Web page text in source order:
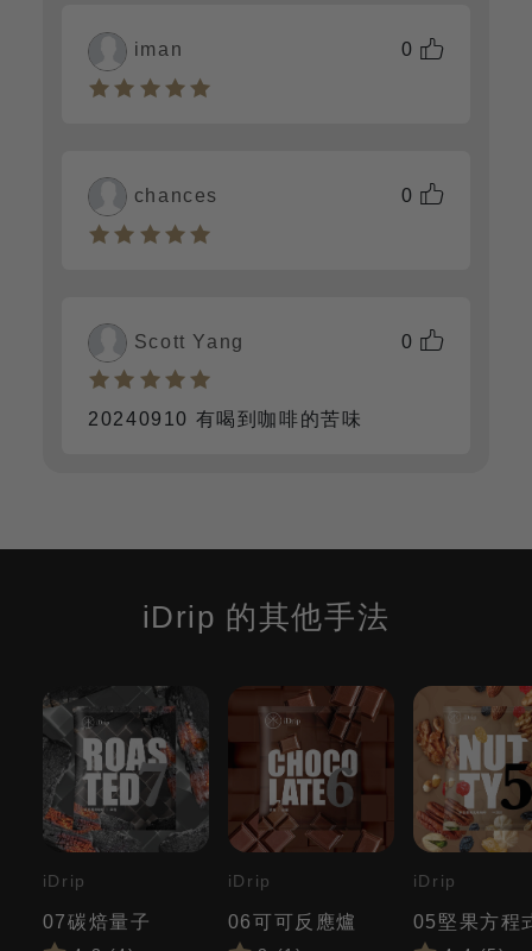
0
iman
0
chances
0
Scott Yang
20240910 有喝到咖啡的苦味
iDrip 的其他手法
iDrip
07碳焙量子
iDrip
06可可反應爐
iDrip
05堅果方程